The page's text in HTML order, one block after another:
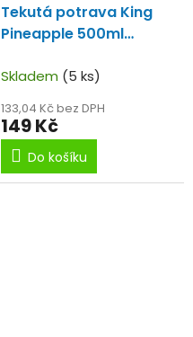
Tekutá potrava King
Pineapple 500ml
Skladem (5 ks)
133,04 Kč bez DPH
149 Kč
Do košíku